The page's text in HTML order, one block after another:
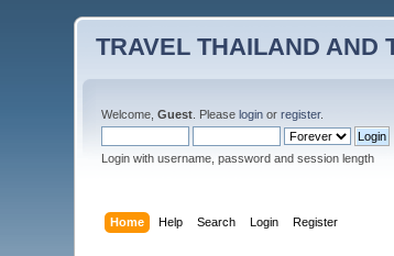
TRAVEL THAILAND AND
Welcome,Guest . Pleaselogin orregister.
Login with username, password and session length
Home Help Search Login Register